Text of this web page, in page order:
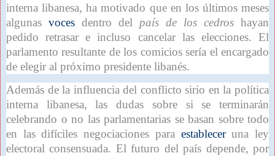
interna libanesa, ha motivado que en los últimos meses
algunas voces dentro del país de los cedros hayan
pedido retrasar e incluso cancelar las elecciones. El
parlamento resultante de los comicios sería el encargado
de elegir al próximo presidente libanés.
Además de la influencia del conflicto sirio en la política
interna libanesa, las dudas sobre si se terminarán
celebrando o no las parlamentarias se basan sobre todo
en las difíciles negociaciones para estableceruna ley
electoral consensuada. El futuro del país depende, por